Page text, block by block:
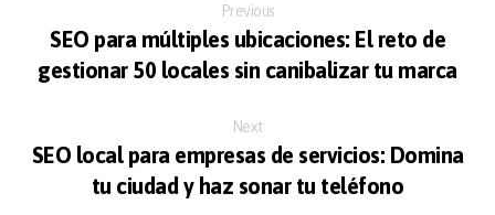
Previous
SEO para múltiples ubicaciones: El reto de
gestionar 50 locales sin canibalizar tu marca
Next
SEO local para empresas de servicios: Domina
tu ciudad y haz sonar tu teléfono